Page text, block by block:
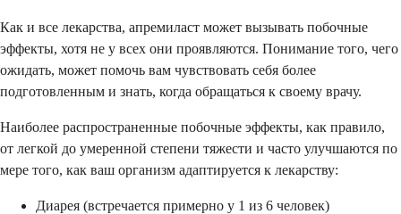
Как и все лекарства, апремиласт может вызывать побочные
эффекты, хотя не у всех они проявляются. Понимание того, чего
ожидать, может помочь вам чувствовать себя более
подготовленным и знать, когда обращаться к своему врачу.
Наиболее распространенные побочные эффекты, как правило,
от легкой до умеренной степени тяжести и часто улучшаются по
мере того, как ваш организм адаптируется к лекарству:
Диарея (встречается примерно у 1 из 6 человек)